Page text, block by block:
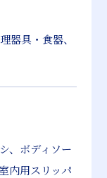
器具・食器、
、ボディソー
内用スリッパ